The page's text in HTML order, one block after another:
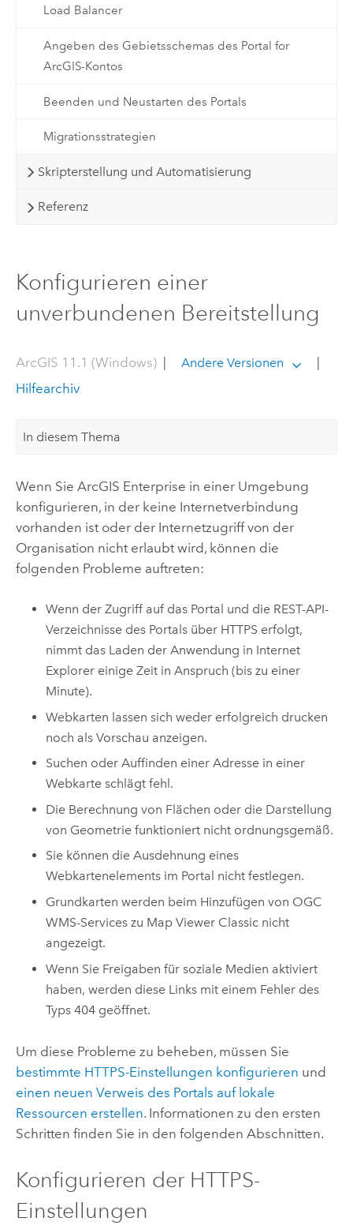
Load Balancer
Angeben des Gebietsschemas des Portal for
ArcGIS-Kontos
Beenden und Neustarten des Portals
Migrationsstrategien
Skripterstellung und Automatisierung
Referenz
Konfigurieren einer
unverbundenen Bereitstellung
ArcGIS 11.1 (Windows)| Andere Versionen
Hilfearchiv
In diesem Thema
Wenn Sie ArcGIS Enterprise in einer Umgebung
konfigurieren, in der keine Internetverbindung
vorhanden ist oder der Internetzugriff von der
Organisation nicht erlaubt wird, können die
folgenden Probleme auftreten:
Wenn der Zugriff auf das Portal und die REST-API-
Verzeichnisse des Portals über HTTPS erfolgt,
nimmt das Laden der Anwendung in Internet
Explorer einige Zeit in Anspruch (bis zu einer
Minute).
Webkarten lassen sich weder erfolgreich drucken
noch als Vorschau anzeigen.
Suchen oder Auffinden einer Adresse in einer
Webkarte schlägt fehl.
Die Berechnung von Flächen oder die Darstellung
von Geometrie funktioniert nicht ordnungsgemäß.
Sie können die Ausdehnung eines
Webkartenelements im Portal nicht festlegen.
Grundkarten werden beim Hinzufügen von OGC
WMS-Services zu Map Viewer Classic nicht
angezeigt.
Wenn Sie Freigaben für soziale Medien aktiviert
haben, werden diese Links mit einem Fehler des
Typs 404 geöffnet.
Um diese Probleme zu beheben, müssen Sie
bestimmte HTTPS-Einstellungen konfigurieren und
einen neuen Verweis des Portals auf lokale
Ressourcen erstellen. Informationen zu den ersten
Schritten finden Sie in den folgenden Abschnitten.
Konfigurieren der HTTPS-
Einstellungen